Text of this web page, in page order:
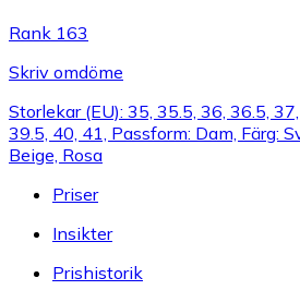
Rank 163
Skriv omdöme
Storlekar (EU): 35, 35.5, 36, 36.5,
39.5, 40, 41, Passform: Dam, Färg:
Beige, Rosa
Priser
Insikter
Prishistorik